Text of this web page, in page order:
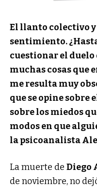
El llanto colectivo
sentimiento.
cuestionar el duelo
muchas cosas que
me resulta muy
que se opine sobre
sobre los miedos
modos en que
la psicoanalista
La muerte de Diego
de noviembre, no